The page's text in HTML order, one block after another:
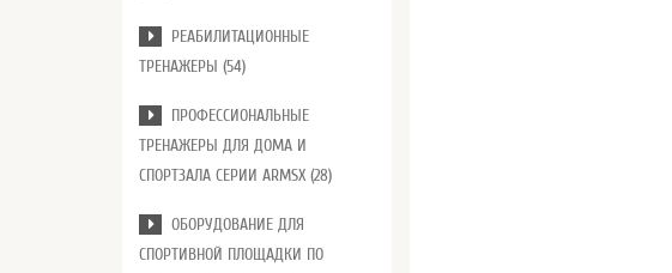
РЕАБИЛИТАЦИОННЫЕ
ТРЕНАЖЕРЫ (54)
ПРОФЕССИОНАЛЬНЫЕ
ТРЕНАЖЕРЫ ДЛЯ ДОМА И
СПОРТЗАЛА СЕРИИ ARMSX (28)
ОБОРУДОВАНИЕ ДЛЯ
СПОРТИВНОЙ ПЛОЩАДКИ ПО